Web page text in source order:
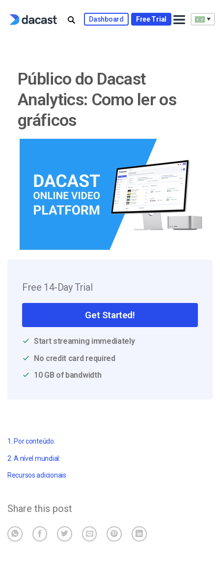
Dashboard Free Trial
Público do Dacast
Analytics: Como ler os
gráficos
Free 14-Day Trial
Get Started!
Start streaming immediately
No credit card required
10 GB of bandwidth
1. Por conteúdo:
2. A nível mundial:
Recursos adicionais
Share this post